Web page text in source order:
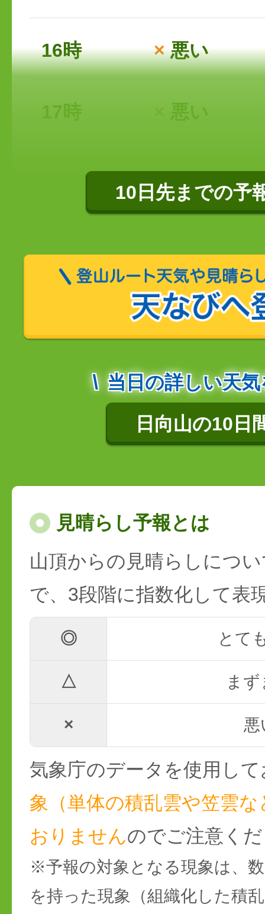
16時 ×悪い
17時 × 悪い
10日先までの予
当日の詳しい天
日向山の10日
見晴らし予報とは
山頂からの見晴らしにつ
で、3段階に指数化して表
◎ とて
△ ま
× 悪
気象庁のデータを使用し
象（単体の積乱雲や笠雲
おりませんのでご注意く
※予報の対象となる現象は、
を持った現象（組織化した積